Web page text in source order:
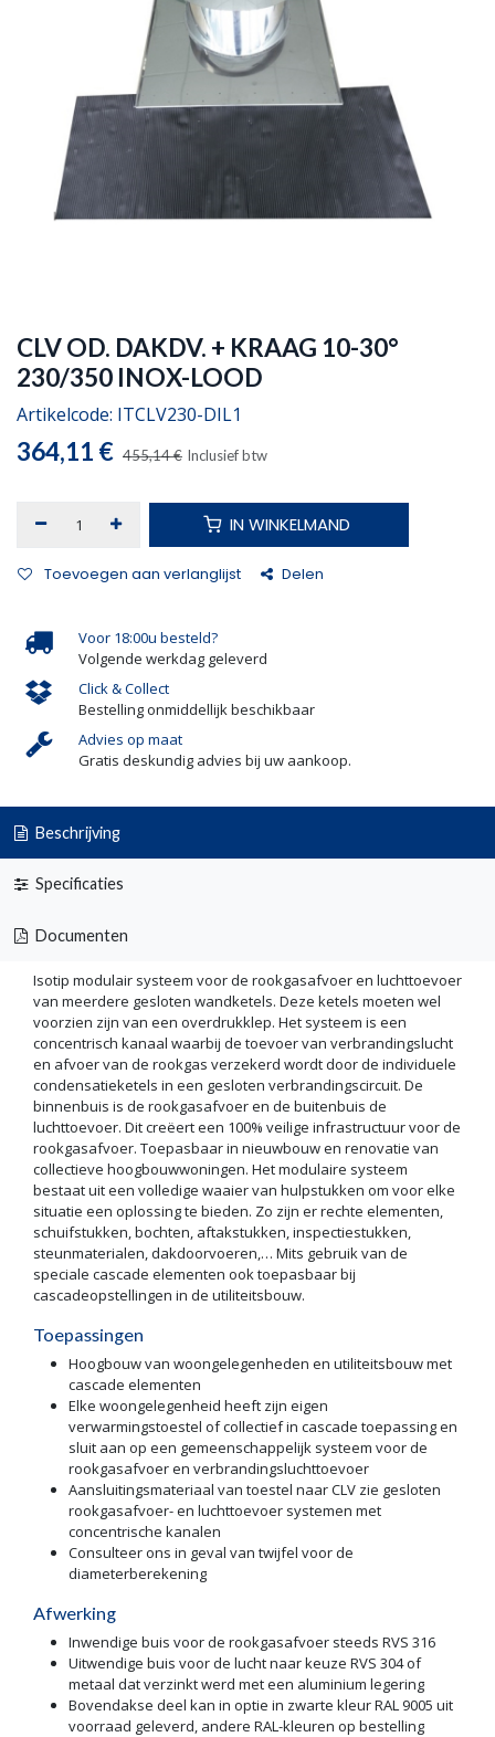
CLV OD. DAKDV. + KRAAG 10-30°
230/350 INOX-LOOD
Artikelcode: ITCLV230-DIL1
364,11 € 455,14€ Inclusief btw
IN WINKELMAND
Toevoegen aan verlanglijst Delen
Voor 18:00u besteld?
Volgende werkdag geleverd
Click & Collect
Bestelling onmiddellijk beschikbaar
Advies op maat
Gratis deskundig advies bij uw aankoop.
Beschrijving
Specificaties
Documenten
Isotip modulair systeem voor de rookgasafvoer en luchttoevoer
van meerdere gesloten wandketels. Deze ketels moeten wel
voorzien zijn van een overdrukklep. Het systeem is een
concentrisch kanaal waarbij de toevoer van verbrandingslucht
en afvoer van de rookgas verzekerd wordt door de individuele
condensatieketels in een gesloten verbrandingscircuit. De
binnenbuis is de rookgasafvoer en de buitenbuis de
luchttoevoer. Dit creëert een 100% veilige infrastructuur voor de
rookgasafvoer. Toepasbaar in nieuwbouw en renovatie van
collectieve hoogbouwwoningen. Het modulaire systeem
bestaat uit een volledige waaier van hulpstukken om voor elke
situatie een oplossing te bieden. Zo zijn er rechte elementen,
schuifstukken, bochten, aftakstukken, inspectiestukken,
steunmaterialen, dakdoorvoeren,… Mits gebruik van de
speciale cascade elementen ook toepasbaar bij
cascadeopstellingen in de utiliteitsbouw.
Toepassingen
Hoogbouw van woongelegenheden en utiliteitsbouw met
cascade elementen
Elke woongelegenheid heeft zijn eigen
verwarmingstoestel of collectief in cascade toepassing en
sluit aan op een gemeenschappelijk systeem voor de
rookgasafvoer en verbrandingsluchttoevoer
Aansluitingsmateriaal van toestel naar CLV zie gesloten
rookgasafvoer- en luchttoevoer systemen met
concentrische kanalen
Consulteer ons in geval van twijfel voor de
diameterberekening
Afwerking
Inwendige buis voor de rookgasafvoer steeds RVS 316
Uitwendige buis voor de lucht naar keuze RVS 304 of
metaal dat verzinkt werd met een aluminium legering
Bovendakse deel kan in optie in zwarte kleur RAL 9005 uit
voorraad geleverd, andere RAL-kleuren op bestelling